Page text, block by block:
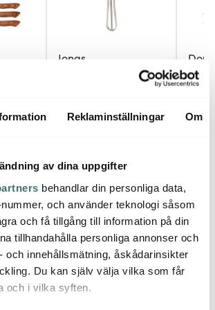
Reklaminställningar Om
av dina uppgifter
behandlar din personliga data,
och använder teknologi såsom
och få tillgång till information på din
tillhandahålla personliga annonser och
och innehållsmätning, åskådarinsikter
Du kan själv välja vilka som får
och i vilka syften.
Jonas
Potatisskalare Jonas 21
49 kr
Akira
Svart
269
av våra kunder